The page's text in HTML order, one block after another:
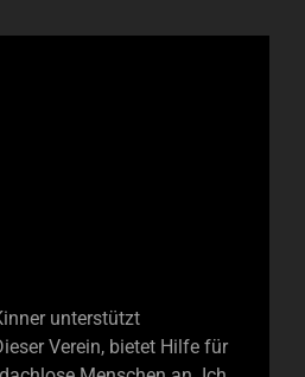
unterstützt
Verein, bietet Hilfe für